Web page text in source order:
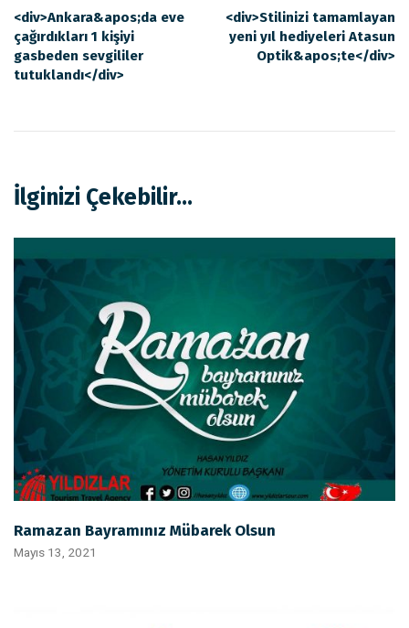
<div>Ankara&apos;da eve
çağırdıkları 1 kişiyi
gasbeden sevgililer
tutuklandı</div>
<div>Stilinizi tamamlayan
yeni yıl hediyeleri Atasun
Optik&apos;te</div>
İlginizi Çekebilir...
Ramazan Bayramınız Mübarek Olsun
Mayıs 13, 2021